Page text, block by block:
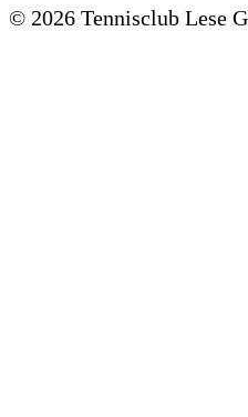
© 2026 Tennisclub Lese